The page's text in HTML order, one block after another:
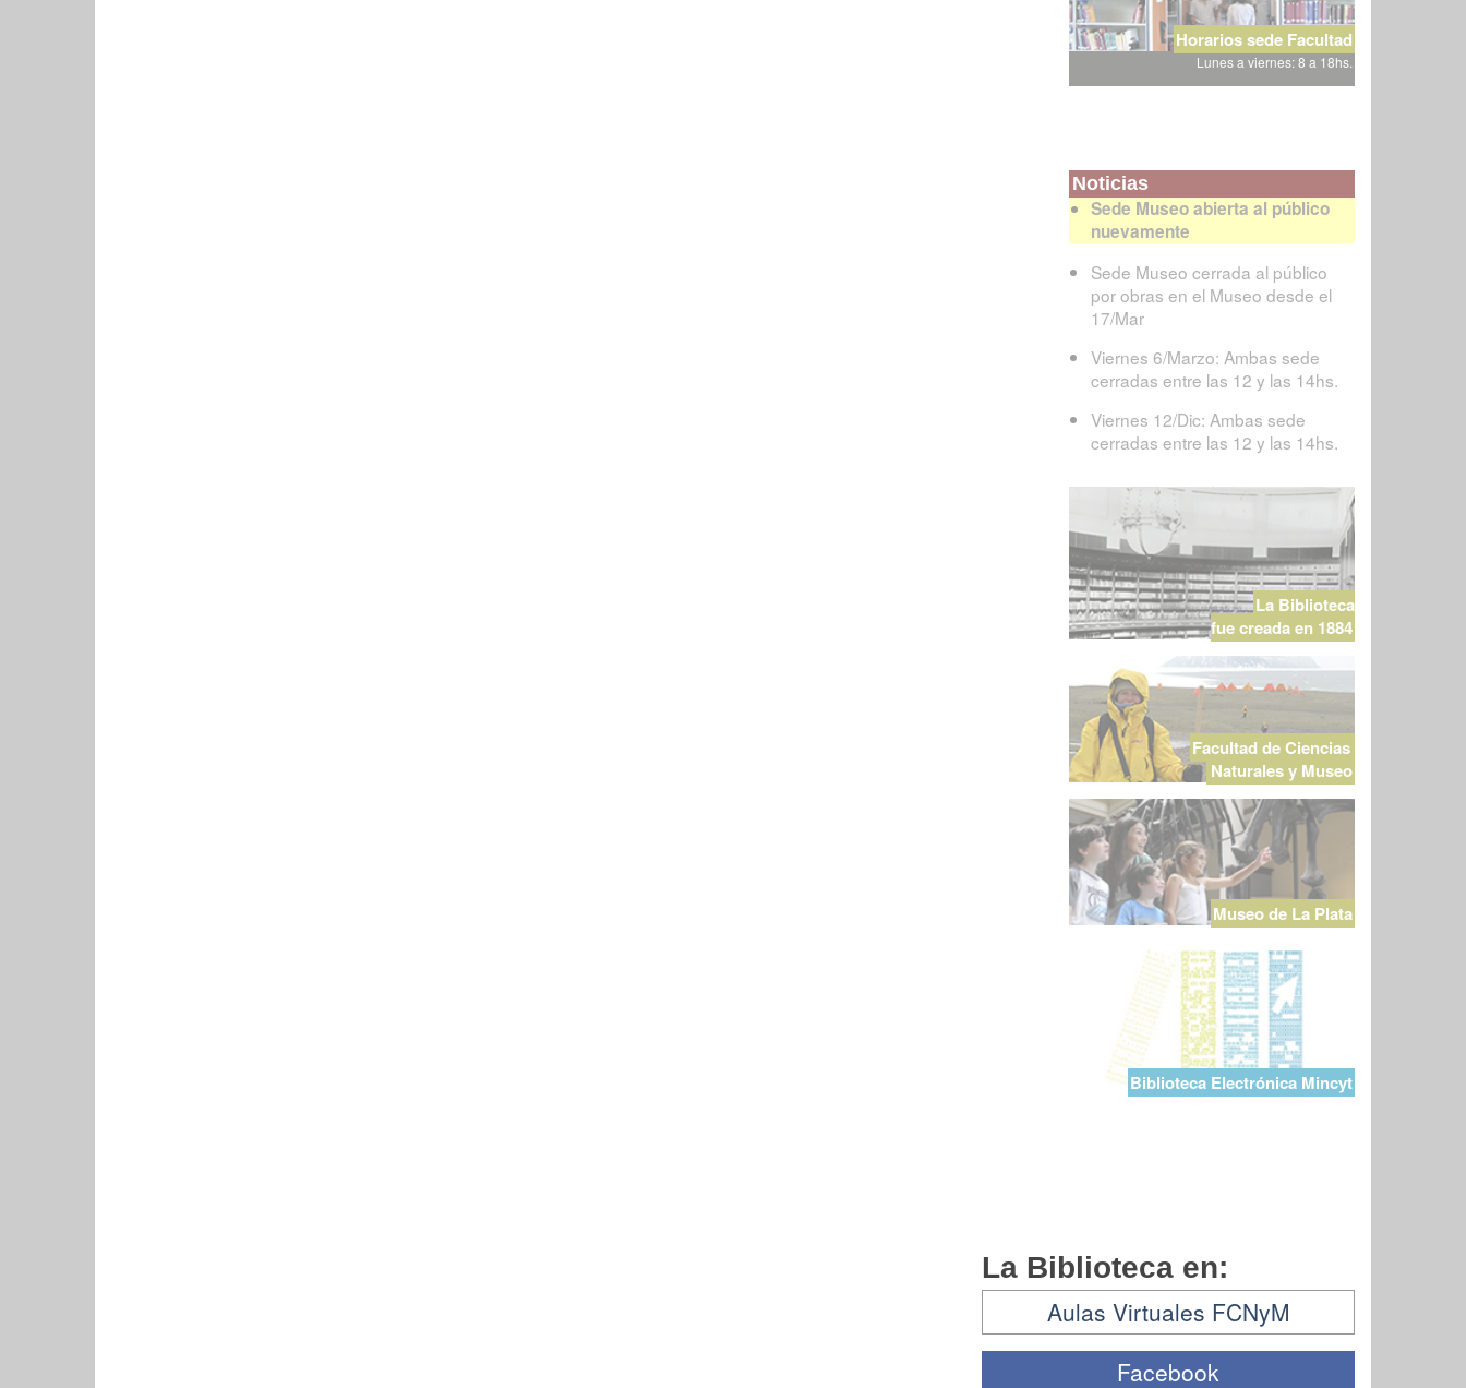
Horarios sede Facultad
Lunes a viernes: 8 a 18hs.
Noticias
Sede Museo abierta al público
nuevamente
Sede Museo cerrada al público
por obras en el Museo desde el
17/Mar
Viernes 6/Marzo: Ambas sede
cerradas entre las 12 y las 14hs.
Viernes 12/Dic: Ambas sede
cerradas entre las 12 y las 14hs.
La Biblioteca
fue creada en 1884
Facultad de Ciencias
Naturales y Museo
Museo de La Plata
Biblioteca Electrónica Mincyt
La Biblioteca en:
Aulas Virtuales FCNyM
Facebook